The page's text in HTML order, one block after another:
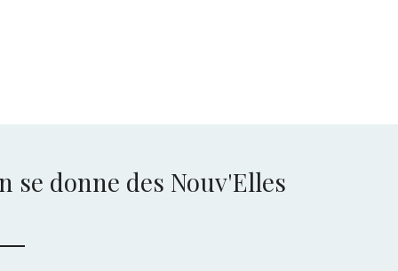
se donne des Nouv'Elles